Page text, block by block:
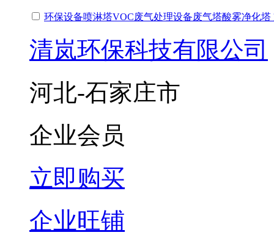
环保设备喷淋塔VOC废气处理设备废气塔酸雾净化塔
清岚环保科技有限公司
河北-石家庄市
企业会员
立即购买
企业旺铺